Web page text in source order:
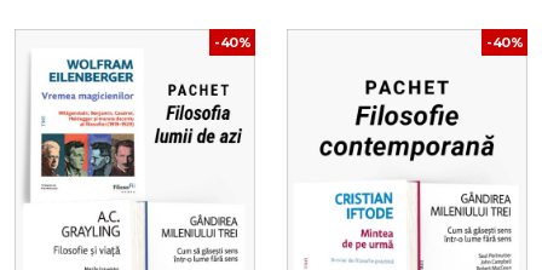
-40% -40%